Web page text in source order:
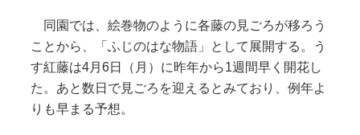
同園では、絵巻物のように各藤の見ごろが移ろう
ことから、「ふじのはな物語」として展開する。う
す紅藤は4月6日（月）に昨年から1週間早く開花し
た。あと数日で見ごろを迎えるとみており、例年よ
りも早まる予想。